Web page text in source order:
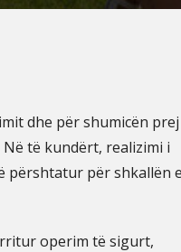
dhe për shumicën prej
të kundërt, realizimi i
përshtatur për shkallën e
operim të sigurt,